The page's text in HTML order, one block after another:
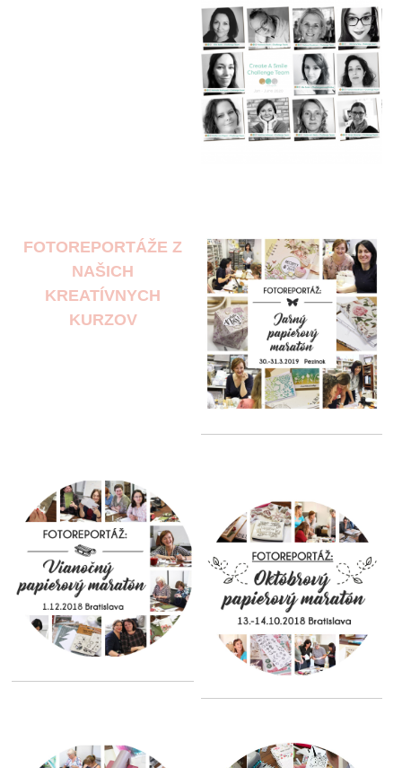
FOTOREPORTÁŽE Z
NAŠICH
KREATÍVNYCH
KURZOV